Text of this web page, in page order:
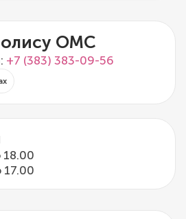
ОМС
+7 (383) 383-09-56
18.00
17.00